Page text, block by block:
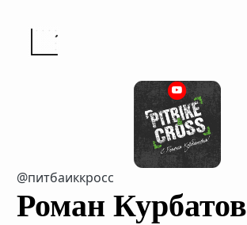
@питбаиккросс
Роман Курбатов